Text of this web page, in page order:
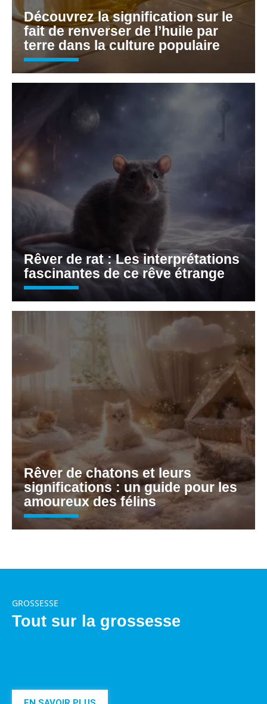
Découvrez la signification sur le
fait de renverser de l’huile par
terre dans la culture populaire
Rêver de rat : Les interprétations
fascinantes de ce rêve étrange
Rêver de chatons et leurs
significations : un guide pour les
amoureux des félins
GROSSESSE
Tout sur la grossesse